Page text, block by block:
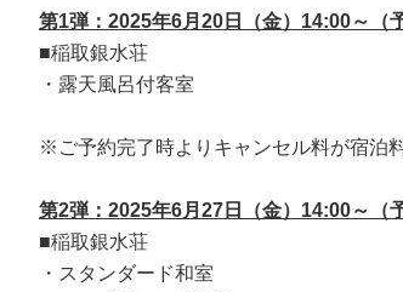
第1弾：2025年6月20日（金）14:00～（
■稲取銀水荘
・露天風呂付客室
※ご予約完了時よりキャンセル料が宿泊
第2弾：2025年6月27日（金）14:00～（
■稲取銀水荘
・スタンダード和室